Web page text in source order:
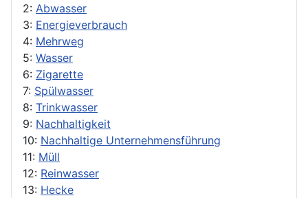
2: Abwasser
3: Energieverbrauch
4: Mehrweg
5: Wasser
6: Zigarette
7: Spülwasser
8: Trinkwasser
9: Nachhaltigkeit
10: Nachhaltige Unternehmensführung
11: Müll
12: Reinwasser
13: Hecke